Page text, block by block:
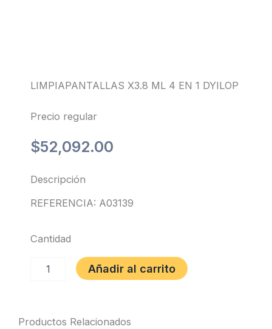
LIMPIAPANTALLAS X3.8 ML 4 EN 1 DYILOP
Precio regular
$52,092.00
Descripción
REFERENCIA: A03139
Cantidad
LIMPIAPANTALLAS
1
Añadir al carrito
Productos Relacionados